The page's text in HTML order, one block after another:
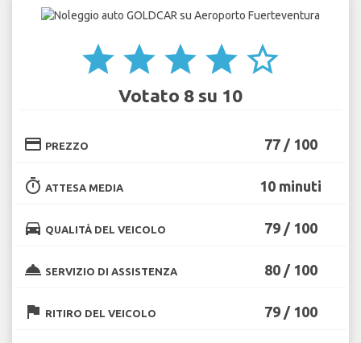
star star star star star_border
Votato 8 su 10
credit_card PREZZO 77 / 100
timer ATTESA MEDIA 10 minuti
directions_car QUALITÀ DEL VEICOLO 79 / 100
room_service SERVIZIO DI ASSISTENZA 80 / 100
flag RITIRO DEL VEICOLO 79 / 100